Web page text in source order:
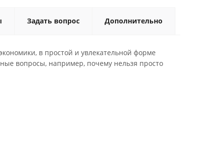
Задать вопрос Дополнительно
в простой и увлекательной форме
вопросы, например, почему нельзя просто